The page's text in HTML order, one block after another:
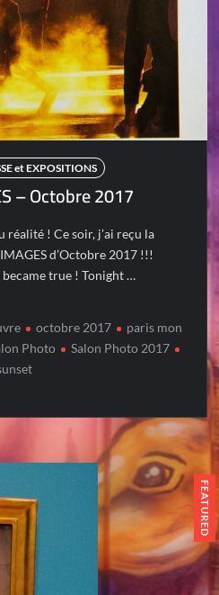
et EXPOSITIONS
– Octobre 2017
réalité ! Ce soir, j’ai reçu la
d’Octobre 2017 !!!
true ! Tonight …
octobre 2017
paris mon
Photo
Salon Photo 2017
FEATURED